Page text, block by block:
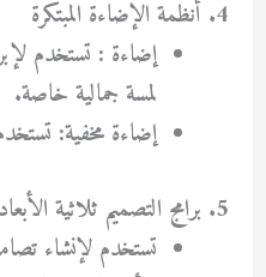
4. أنظمة الإضاءة المبتكرة
إضاءة : تستخدم
لمسة جمالية خاصة.
إضاءة مخفية:
5. برامج التصميم ثلاثية الأبعاد
تستخدم لإنشاء